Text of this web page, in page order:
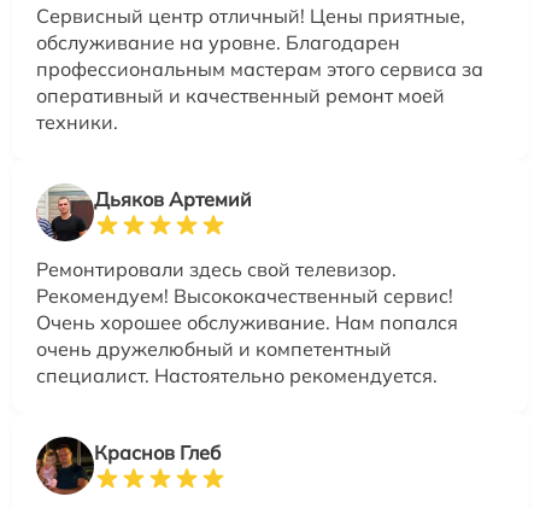
Сервисный центр отличный! Цены приятные,
обслуживание на уровне. Благодарен
профессиональным мастерам этого сервиса за
оперативный и качественный ремонт моей
техники.
Дьяков Артемий
Ремонтировали здесь свой телевизор.
Рекомендуем! Высококачественный сервис!
Очень хорошее обслуживание. Нам попался
очень дружелюбный и компетентный
специалист. Настоятельно рекомендуется.
Краснов Глеб